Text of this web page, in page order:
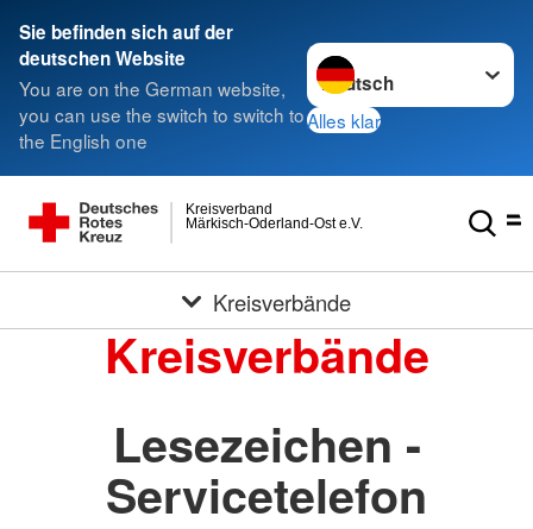
Sie befinden sich auf der
deutschen Website
You are on the German website,
you can use the switch to switch to
the English one
Sprache wechseln zu
Alles klar
Märkisch-Oderland-Ost e.V.
Kreisverband
Kreisverbände
Kreisverbände
Lesezeichen -
Servicetelefon